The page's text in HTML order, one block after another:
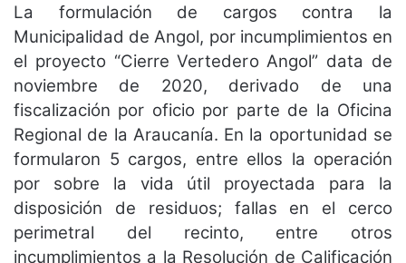
La formulación de cargos contra la
Municipalidad de Angol, por incumplimientos en
el proyecto “Cierre Vertedero Angol” data de
noviembre de 2020, derivado de una
fiscalización por oficio por parte de la Oficina
Regional de la Araucanía. En la oportunidad se
formularon 5 cargos, entre ellos la operación
por sobre la vida útil proyectada para la
disposición de residuos; fallas en el cerco
perimetral del recinto, entre otros
incumplimientos a la Resolución de Calificación